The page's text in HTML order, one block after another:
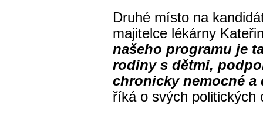
Druhé místo na
majitelce lékárny
našeho programu je
rodiny s dětmi,
chronicky nemocné
říká o svých